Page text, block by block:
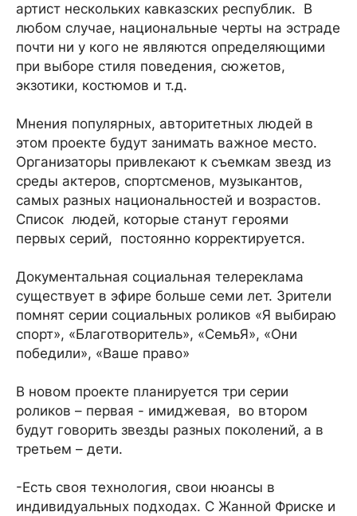
артист нескольких кавказских республик. В
любом случае, национальные черты на эстраде
почти ни у кого не являются определяющими
при выборе стиля поведения, сюжетов,
экзотики, костюмов и т.д.
Мнения популярных, авторитетных людей в
этом проекте будут занимать важное место.
Организаторы привлекают к съемкам звезд из
среды актеров, спортсменов, музыкантов,
самых разных национальностей и возрастов.
Список людей, которые станут героями
первых серий, постоянно корректируется.
Документальная социальная телереклама
существует в эфире больше семи лет. Зрители
помнят серии социальных роликов «Я выбираю
спорт», «Благотворитель», «СемьЯ», «Они
победили», «Ваше право»
В новом проекте планируется три серии
роликов – первая - имиджевая, во втором
будут говорить звезды разных поколений, а в
третьем – дети.
-Есть своя технология, свои нюансы в
индивидуальных подходах. С Жанной Фриске и